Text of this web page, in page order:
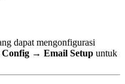
dapat mengonfigurasi
Config → Email Setup untuk